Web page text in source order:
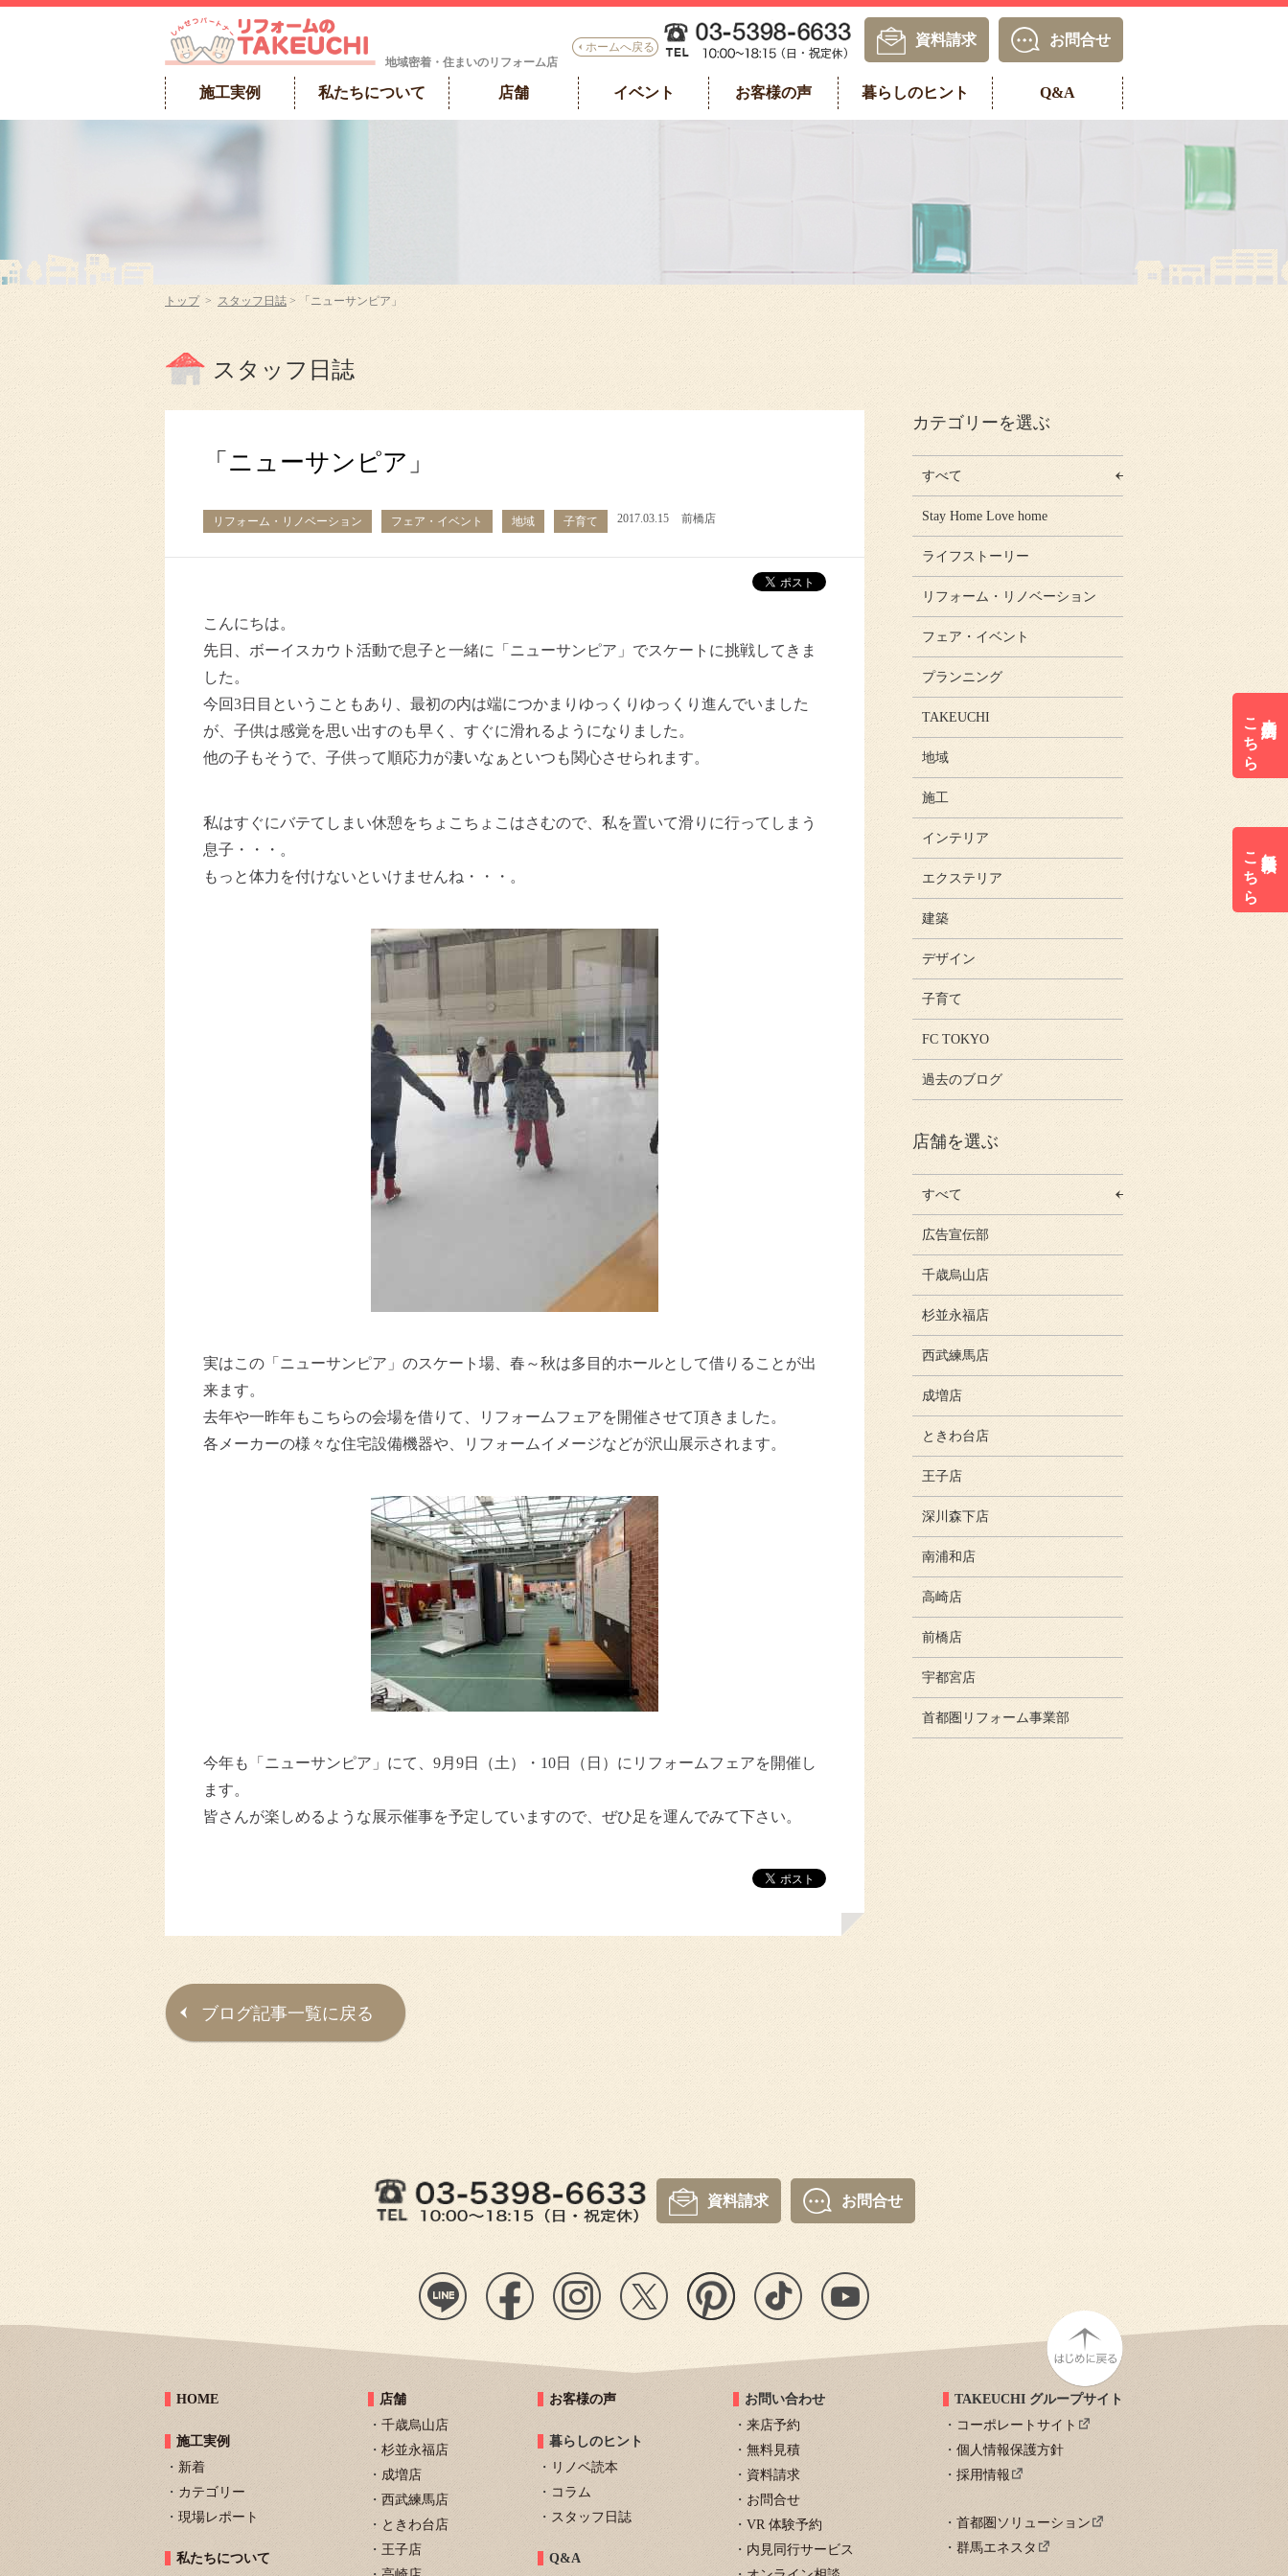
地域密着・住まいのリフォーム店
ホームへ戻る 資料請求 お問合せ
施工実例 私たちについて 店舗 イベント お客様の声 暮らしのヒント Q&A
来店予約は
こちら
無料見積は
こちら
トップ> スタッフ日誌 > 「ニューサンピア」
スタッフ日誌
「ニューサンピア」
リフォーム・リノベーション フェア・イベント 地域 子育て 2017.03.15 前橋店
こんにちは。
先日、ボーイスカウト活動で息子と一緒に「ニューサンピア」でスケートに挑戦してきま
した。
今回3日目ということもあり、最初の内は端につかまりゆっくりゆっくり進んでいました
が、子供は感覚を思い出すのも早く、すぐに滑れるようになりました。
他の子もそうで、子供って順応力が凄いなぁといつも関心させられます。
私はすぐにバテてしまい休憩をちょこちょこはさむので、私を置いて滑りに行ってしまう
息子・・・。
もっと体力を付けないといけませんね・・・。
実はこの「ニューサンピア」のスケート場、春～秋は多目的ホールとして借りることが出
来ます。
去年や一昨年もこちらの会場を借りて、リフォームフェアを開催させて頂きました。
各メーカーの様々な住宅設備機器や、リフォームイメージなどが沢山展示されます。
今年も「ニューサンピア」にて、9月9日（土）・10日（日）にリフォームフェアを開催し
ます。
皆さんが楽しめるような展示催事を予定していますので、ぜひ足を運んでみて下さい。
ブログ記事一覧に戻る
カテゴリーを選ぶ
すべて
Stay Home Love home
ライフストーリー
リフォーム・リノベーション
フェア・イベント
プランニング
TAKEUCHI
地域
施工
インテリア
エクステリア
建築
デザイン
子育て
FC TOKYO
過去のブログ
店舗を選ぶ
すべて
広告宣伝部
千歳烏山店
杉並永福店
西武練馬店
成増店
ときわ台店
王子店
深川森下店
南浦和店
高崎店
前橋店
宇都宮店
首都圏リフォーム事業部
資料請求 お問合せ
HOME
施工実例
新着
カテゴリー
現場レポート
私たちについて
店舗
千歳烏山店
杉並永福店
成増店
西武練馬店
ときわ台店
王子店
お客様の声
暮らしのヒント
リノベ読本
コラム
スタッフ日誌
Q&A
お問い合わせ
来店予約
無料見積
資料請求
お問合せ
VR 体験予約
内見同行サービス
TAKEUCHI グループサイト
コーポレートサイト
個人情報保護方針
採用情報
首都圏ソリューション
群馬エネスタ